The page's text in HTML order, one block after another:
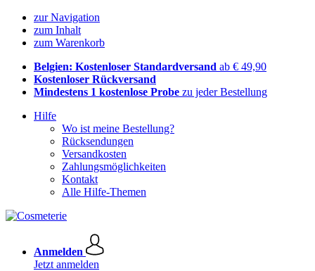
zur Navigation
zum Inhalt
zum Warenkorb
Belgien: Kostenloser Standardversand ab € 49,90
Kostenloser Rückversand
Mindestens 1 kostenlose Probe zu jeder Bestellung
Hilfe
Wo ist meine Bestellung?
Rücksendungen
Versandkosten
Zahlungsmöglichkeiten
Kontakt
Alle Hilfe-Themen
Anmelden
Jetzt anmelden